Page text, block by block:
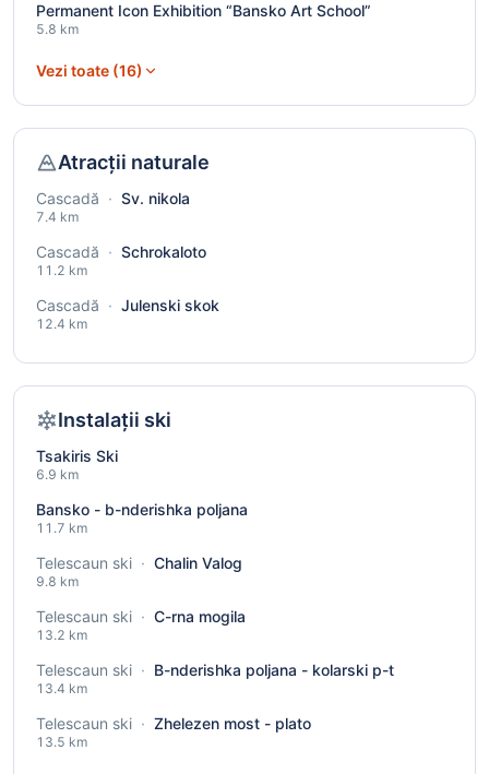
Permanent Icon Exhibition “Bansko Art School”
5.8 km
Vezi toate (16)
Atracții naturale
Cascadă · Sv. nikola
7.4 km
Cascadă · Schrokaloto
11.2 km
Cascadă · Julenski skok
12.4 km
Instalații ski
Tsakiris Ski
6.9 km
Bansko - b-nderishka poljana
11.7 km
Telescaun ski · Chalin Valog
9.8 km
Telescaun ski · C-rna mogila
13.2 km
Telescaun ski · B-nderishka poljana - kolarski p-t
13.4 km
Telescaun ski · Zhelezen most - plato
13.5 km